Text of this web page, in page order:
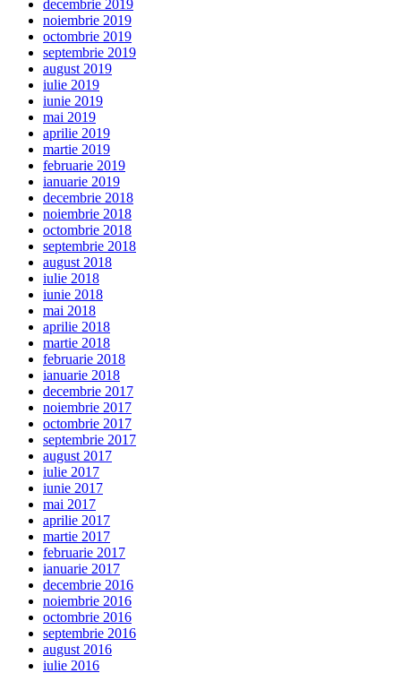
decembrie 2019
noiembrie 2019
octombrie 2019
septembrie 2019
august 2019
iulie 2019
iunie 2019
mai 2019
aprilie 2019
martie 2019
februarie 2019
ianuarie 2019
decembrie 2018
noiembrie 2018
octombrie 2018
septembrie 2018
august 2018
iulie 2018
iunie 2018
mai 2018
aprilie 2018
martie 2018
februarie 2018
ianuarie 2018
decembrie 2017
noiembrie 2017
octombrie 2017
septembrie 2017
august 2017
iulie 2017
iunie 2017
mai 2017
aprilie 2017
martie 2017
februarie 2017
ianuarie 2017
decembrie 2016
noiembrie 2016
octombrie 2016
septembrie 2016
august 2016
iulie 2016